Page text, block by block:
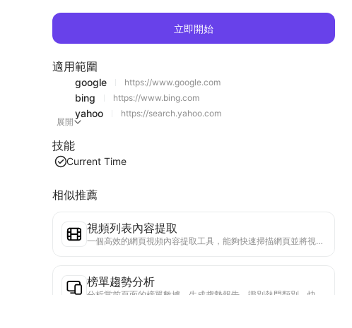
立即開始
適用範圍
google https://www.google.com
bing https://www.bing.com
yahoo
https://search.yahoo.com
展開
技能
Current Time
相似推薦
視頻列表內容提取
一個高效的網頁視頻內容提取工具，能夠快速掃描網頁並將視頻信息整理成結構化的Markdown表格。
榜單趨勢分析